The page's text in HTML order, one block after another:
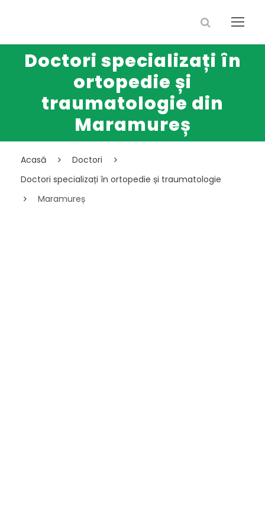
Doctori specializați în
ortopedie și
traumatologie din
Maramureș
Acasă
Doctori
Doctori specializați în ortopedie și traumatologie
Maramureș